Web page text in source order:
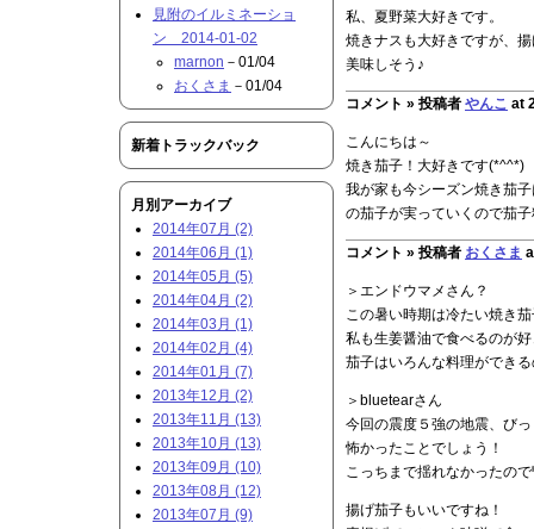
私、夏野菜大好きです。
焼きナスも大好きですが、
美味しそう♪
コメント » 投稿者 やんこ at
こんにちは～
焼き茄子！大好きです(*^^*)
我が家も今シーズン焼き茄
の茄子が実っていくので茄
コメント » 投稿者 おくさま
＞エンドウマメさん？
この暑い時期は冷たい焼き
私も生姜醤油で食べるのが
茄子はいろんな料理ができ
＞bluetearさん
今回の震度５強の地震、び
怖かったことでしょう！
こっちまで揺れなかったの
揚げ茄子もいいですね！
見附のイルミネーショ
ン 2014-01-02
marnon －01/04
おくさま －01/04
新着トラックバック
月別アーカイブ
2014年07月 (2)
2014年06月 (1)
2014年05月 (5)
2014年04月 (2)
2014年03月 (1)
2014年02月 (4)
2014年01月 (7)
2013年12月 (2)
2013年11月 (13)
2013年10月 (13)
2013年09月 (10)
2013年08月 (12)
2013年07月 (9)